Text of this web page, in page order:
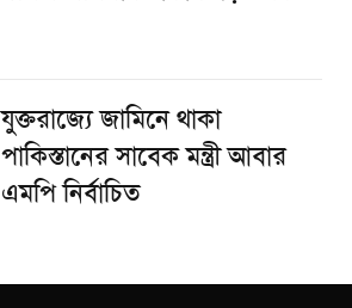
যুক্তরাজ্যে জামিনে থাকা
পাকিস্তানের সাবেক মন্ত্রী আবার
এমপি নির্বাচিত